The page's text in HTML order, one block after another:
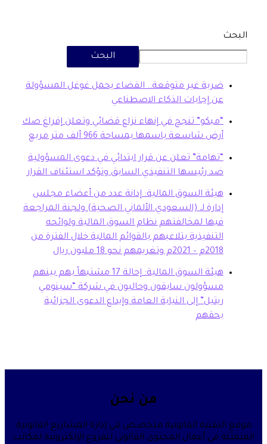
غير متوقعة.. القضاء يحمل غوغل المسؤولة
إجابات الذكاء الاصطناعي
تنجح في إنهاء نزاع قضائي وتعلن إفراغ صك
شاسعة باسمها بمساحة 966 ألف متر مربع
تعلن عن قرار ابتدائي في دعوى المسؤولية
رئيسها التنفيذي السابق وتؤكد استئناف القرار
السوق المالية: إدانة عدد من أعضاء مجلس
لـ (السعودي الألماني الصحية) ولجنة المراجعة
لمخالفتهم نظام السوق المالية ولوائحه
بتلاعبهم بالقوائم المالية خلال الفترة من
هيئة السوق المالية: إحالة 17 مشتبهاً بهم بينهم
سابقون وحاليون في شركة “سينومي
إلى النيابة العامة وإيداع الدعوى الجزائية
القانونية متخصص في إدارة المشاريع القانونية
أعمال المحتوى القانوني للفروع الإلكترونية لمكاتب